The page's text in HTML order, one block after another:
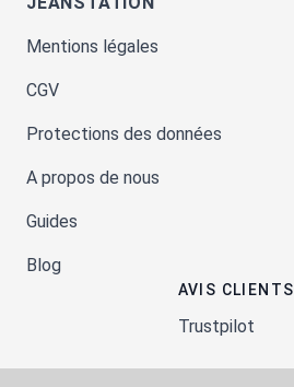
Mentions légales
CGV
Protections des données
A propos de nous
Guides
Blog
AVIS CLIENTS
Trustpilot